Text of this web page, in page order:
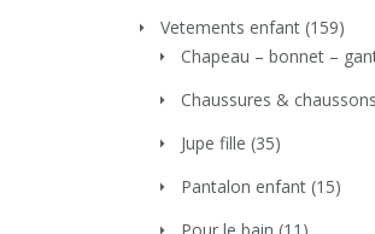
Vetements enfant (159)
Chapeau – bonnet –
Chaussures & chaussons
Jupe fille (35)
Pantalon enfant (15)